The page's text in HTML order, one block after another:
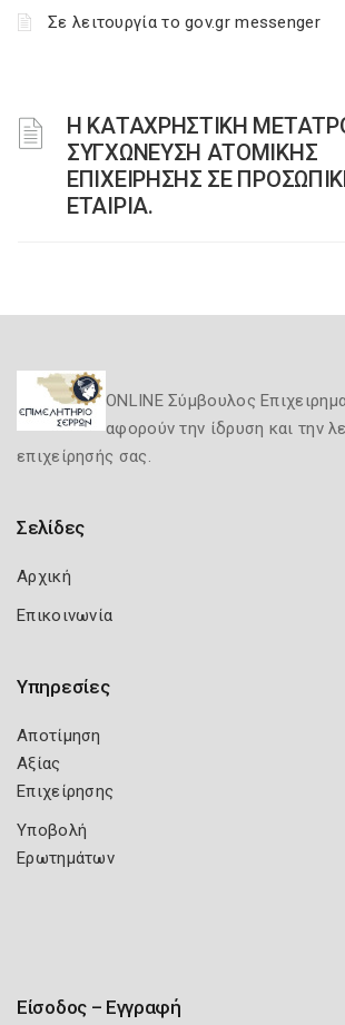
Σε λειτουργία το gov.gr messenger
Η ΚΑΤΑΧΡΗΣΤΙΚΗ
ΣΥΓΧΩΝΕΥΣΗ ΑΤΟΜΙΚΗΣ
ΕΠΙΧΕΙΡΗΣΗΣ ΣΕ
ΕΤΑΙΡΙΑ.
ONLINE Σύμβουλος
αφορούν την ίδρυση και την
επιχείρησής σας.
Σελίδες
Αρχική
Επικοινωνία
Υπηρεσίες
Αποτίμηση
Αξίας
Επιχείρησης
Υποβολή
Ερωτημάτων
Είσοδος – Εγγραφή